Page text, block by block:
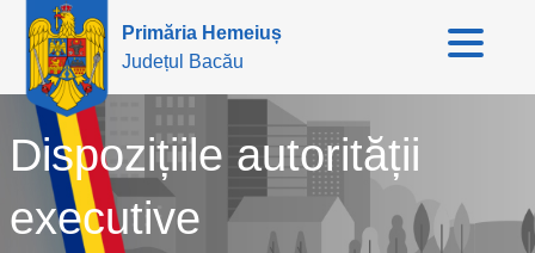
Primăria Hemeiuș
Județul Bacău
Dispozițiile autorității
executive